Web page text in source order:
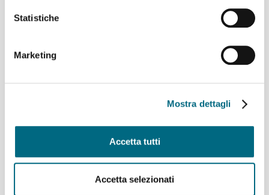
Statistiche
Marketing
Mostra dettagli
Accetta tutti
Accetta selezionati
genovese, una donna ha assunto il
comando di AMT diventandone la
Palazzo Tursi, è stata presentata alla stampa
1 2 Successivo Ultimo